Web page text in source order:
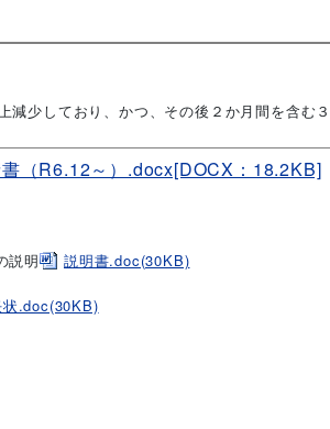
減少しており、かつ、その後２か月間を含
（R6.12～）.docx[DOCX：18.2KB]
説明 説明書.doc(30KB)
状.doc(30KB)